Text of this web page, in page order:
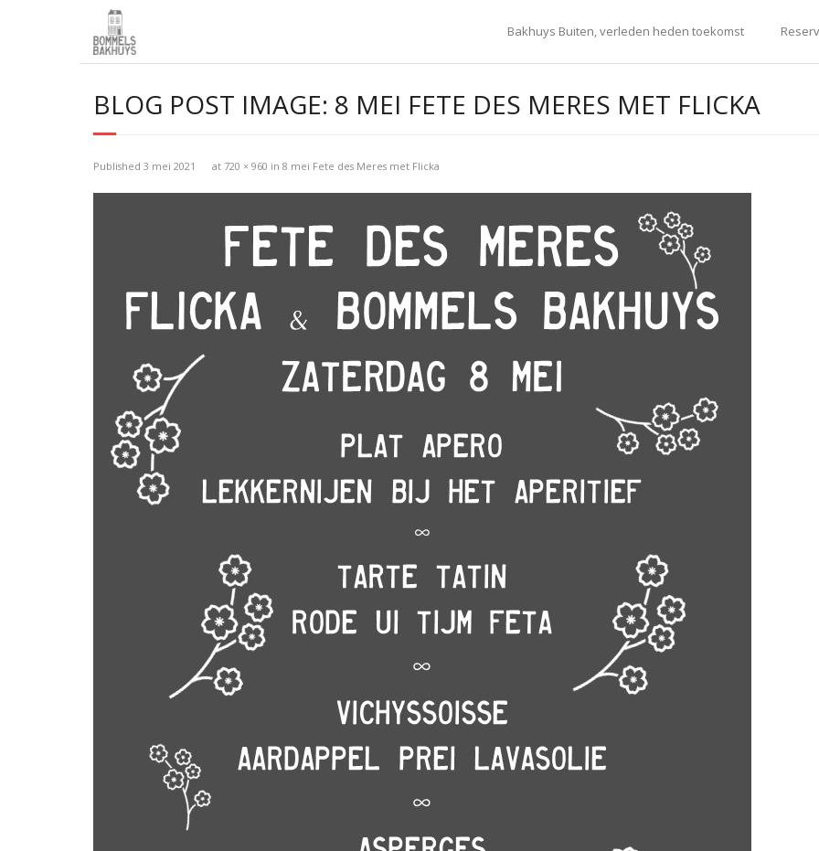
Bakhuys Buiten, verleden heden toekomst
BLOG POST IMAGE: 8 MEI FETE DES MERES MET FLICKA
Published 3 mei 2021 at 720 × 960 in 8 mei Fete des Meres met Flicka